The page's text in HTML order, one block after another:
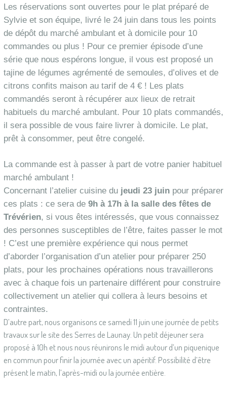
Les réservations sont ouvertes pour le plat préparé de
Sylvie et son équipe, livré le 24 juin dans tous les points
de dépôt du marché ambulant et à domicile pour 10
commandes ou plus ! Pour ce premier épisode d’une
série que nous espérons longue, il vous est proposé un
tajine de légumes agrémenté de semoules, d’olives et de
citrons confits maison au tarif de 4 € ! Les plats
commandés seront à récupérer aux lieux de retrait
habituels du marché ambulant. Pour 10 plats commandés,
il sera possible de vous faire livrer à domicile. Le plat,
prêt à consommer, peut être congelé.
La commande est à passer à part de votre panier habituel
marché ambulant !
Concernant l’atelier cuisine du jeudi 23 juinpour préparer
ces plats : ce sera de 9h à 17h à la salle des fêtes de
Trévérien, si vous êtes intéressés, que vous connaissez
des personnes susceptibles de l’être, faites passer le mot
! C’est une première expérience qui nous permet
d’aborder l’organisation d’un atelier pour préparer 250
plats, pour les prochaines opérations nous travaillerons
avec à chaque fois un partenaire différent pour construire
collectivement un atelier qui collera à leurs besoins et
contraintes.
D’autre part, nous organisons ce samedi 11 juin une journée de petits
travaux sur le site des Serres de Launay. Un petit déjeuner sera
proposé à 10h et nous nous réunirons le midi autour d’un piquenique
en commun pour finir la journée avec un apéritif. Possibilité d’être
présent le matin, l’après-midi ou la journée entière.